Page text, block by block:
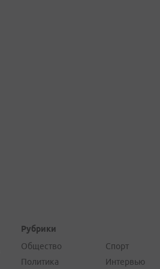
Рубрики
Общество
Политика
Спорт
Интервью